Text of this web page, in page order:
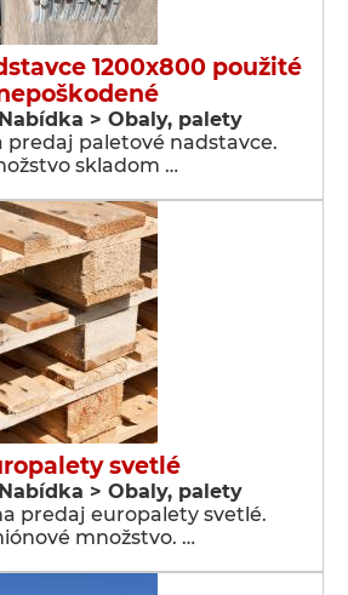
1200x800 použité
> Obaly, palety
predaj paletové nadstavce.
skladom …
svetlé
> Obaly, palety
predaj europalety svetlé.
množstvo. …